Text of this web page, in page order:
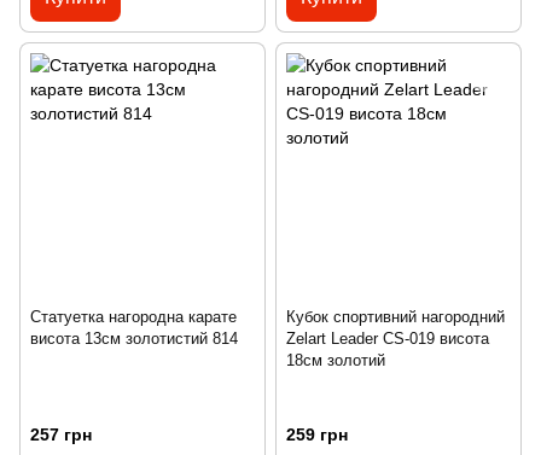
Статуетка нагородна карате
висота 13см золотистий 814
257 грн
Кубок спортивний нагородний
Zelart Leader CS-019 висота
18см золотий
259 грн